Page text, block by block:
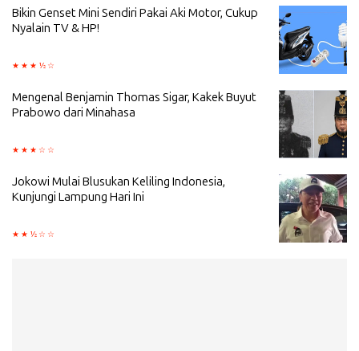
Bikin Genset Mini Sendiri Pakai Aki Motor, Cukup
Nyalain TV & HP!
Mengenal Benjamin Thomas Sigar, Kakek Buyut
Prabowo dari Minahasa
Jokowi Mulai Blusukan Keliling Indonesia,
Kunjungi Lampung Hari Ini